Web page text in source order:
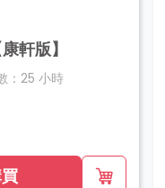
軒版】
： 25 小時